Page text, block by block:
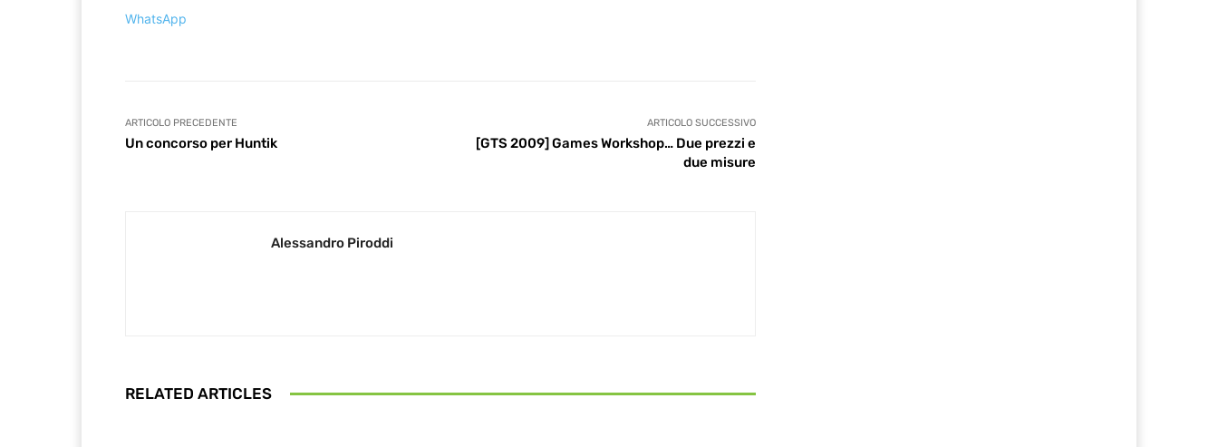
WhatsApp
ARTICOLO PRECEDENTE
Un concorso per Huntik
ARTICOLO SUCCESSIVO
[GTS 2009] Games Workshop… Due prezzi e
due misure
Alessandro Piroddi
RELATED ARTICLES